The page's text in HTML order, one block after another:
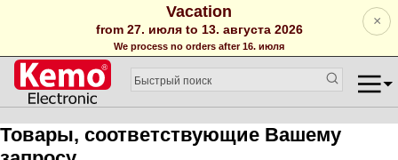
Vacation
from 27. июля to 13. августа 2026
We process no orders after 16. июля
×
Товары, соответствующие Вашему